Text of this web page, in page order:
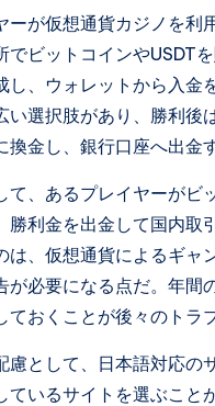
ーが仮想通貨カジノを
でビットコインやUSDT
し、ウォレットから入
い選択肢があり、勝利後
換金し、銀行口座へ出金
て、あるプレイヤーが
勝利金を出金して国内
は、仮想通貨によるギャ
が必要になる点だ。年間
おくことが後々のトラ
慮として、日本語対応
ているサイトを選ぶこと